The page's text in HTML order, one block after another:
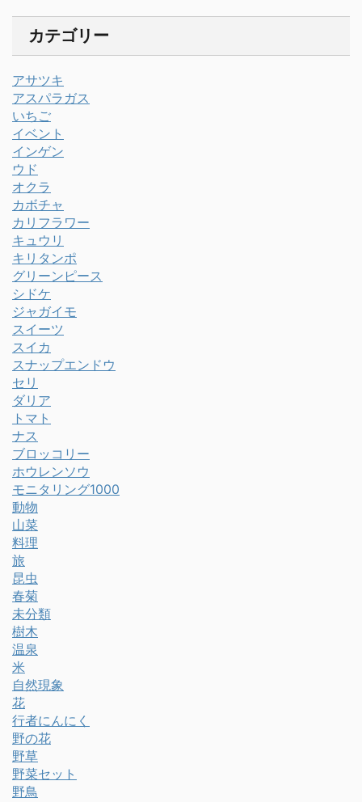
カテゴリー
アサツキ
アスパラガス
いちご
イベント
インゲン
ウド
オクラ
カボチャ
カリフラワー
キュウリ
キリタンポ
グリーンピース
シドケ
ジャガイモ
スイーツ
スイカ
スナップエンドウ
セリ
ダリア
トマト
ナス
ブロッコリー
ホウレンソウ
モニタリング1000
動物
山菜
料理
旅
昆虫
春菊
未分類
樹木
温泉
米
自然現象
花
行者にんにく
野の花
野草
野菜セット
野鳥